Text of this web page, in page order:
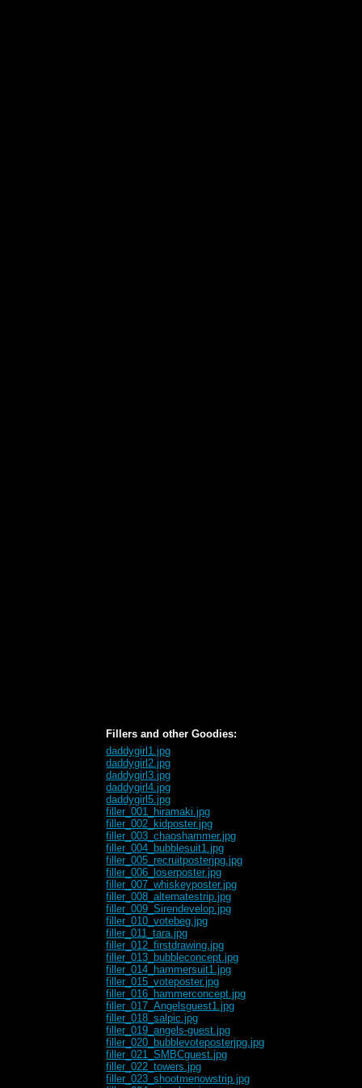
Fillers and other Goodies:
daddygirl1.jpg
daddygirl2.jpg
daddygirl3.jpg
daddygirl4.jpg
daddygirl5.jpg
filler_001_hiramaki.jpg
filler_002_kidposter.jpg
filler_003_chaoshammer.jpg
filler_004_bubblesuit1.jpg
filler_005_recruitposterjpg.jpg
filler_006_loserposter.jpg
filler_007_whiskeyposter.jpg
filler_008_alternatestrip.jpg
filler_009_Sirendevelop.jpg
filler_010_votebeg.jpg
filler_011_tara.jpg
filler_012_firstdrawing.jpg
filler_013_bubbleconcept.jpg
filler_014_hammersuit1.jpg
filler_015_voteposter.jpg
filler_016_hammerconcept.jpg
filler_017_Angelsguest1.jpg
filler_018_salpic.jpg
filler_019_angels-guest.jpg
filler_020_bubblevoteposterjpg.jpg
filler_021_SMBCguest.jpg
filler_022_towers.jpg
filler_023_shootmenowstrip.jpg